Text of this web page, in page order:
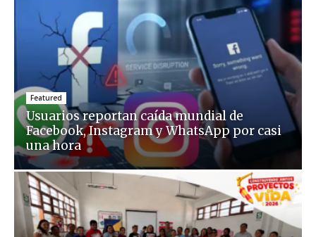
Featured
Usuarios reportan caída mundial de
Facebook, Instagram y WhatsApp por casi
una hora